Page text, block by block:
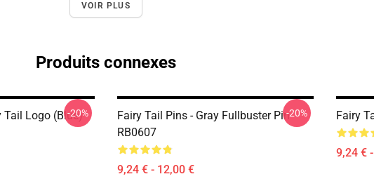
VOIR PLUS
Produits connexes
Tail Logo (blue)
-20%
Fairy Tail Pins - Gray Fullbuster Pin
RB0607
9,24 € - 12,00 €
-20% Fairy
9,24 €